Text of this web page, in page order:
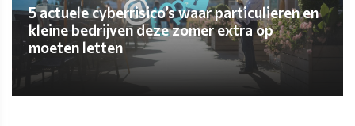
5 actuele cyberrisico’s waar particulieren en
kleine bedrijven deze zomer extra op
moeten letten